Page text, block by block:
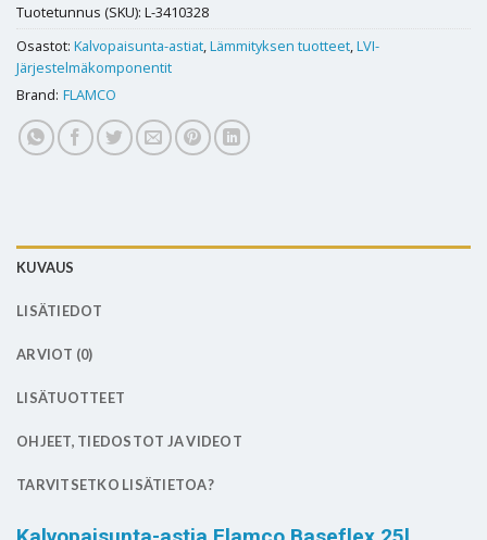
Tuotetunnus (SKU): L-3410328
Osastot: Kalvopaisunta-astiat,Lämmityksen tuotteet,LVI-
Järjestelmäkomponentit
Brand: FLAMCO
KUVAUS
LISÄTIEDOT
ARVIOT (0)
LISÄTUOTTEET
OHJEET, TIEDOSTOT JA VIDEOT
TARVITSETKO LISÄTIETOA?